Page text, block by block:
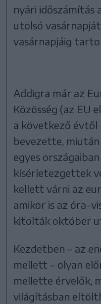
nyári időszámítás
utolsó
vasárnapjáig
Addigra már az
Közösség (az EU
a következő évtől
bevezette,
egyes
kísérletezgettek
kellett várni az
amikor is az óra-
kitolták október
Kezdetben – az
mellett – olyan
mellette érvelők,
világításban